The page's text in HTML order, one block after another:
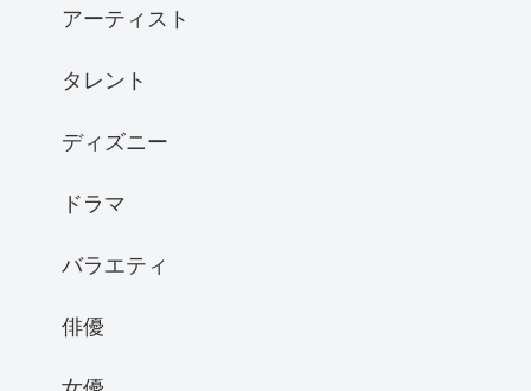
アーティスト
タレント
ディズニー
ドラマ
バラエティ
俳優